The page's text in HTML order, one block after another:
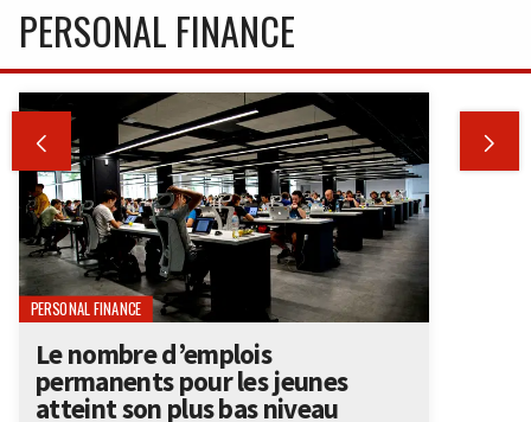
PERSONAL FINANCE
 
PERSONAL FINANCE
Le nombre d’emplois
permanents pour les jeunes
atteint son plus bas niveau